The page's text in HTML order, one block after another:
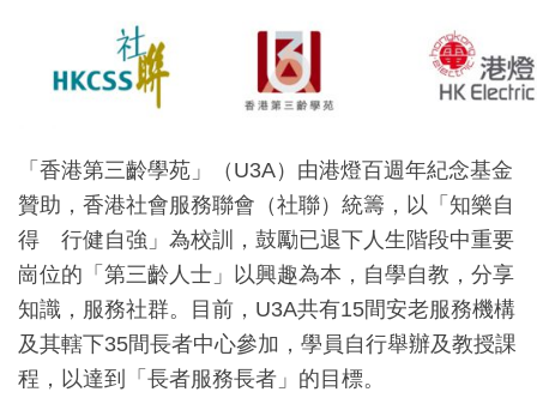
「香港第三齡學苑」（U3A）由港燈百週年紀念基金
贊助，香港社會服務聯會（社聯）統籌，以「知樂自
得
行健自強」為校訓，鼓勵已退下人生階段中重要
崗位的「第三齡人士」以興趣為本，自學自教，分享
知識，服務社群。目前，U3A共有15間安老服務機構
及其轄下35間長者中心參加，學員自行舉辦及教授課
程，以達到「長者服務長者」的目標。